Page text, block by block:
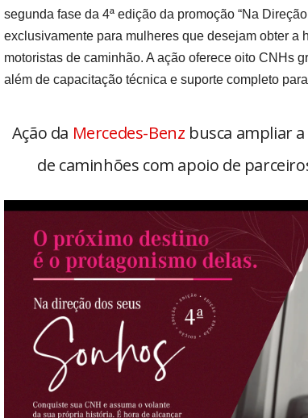
segunda fase da 4ª edição da promoção “Na
exclusivamente para mulheres que desejam obter a
motoristas de caminhão. A ação oferece oito CNHs
além de capacitação técnica e suporte completo
Ação da Mercedes-Benz busca ampliar
de caminhões com apoio de